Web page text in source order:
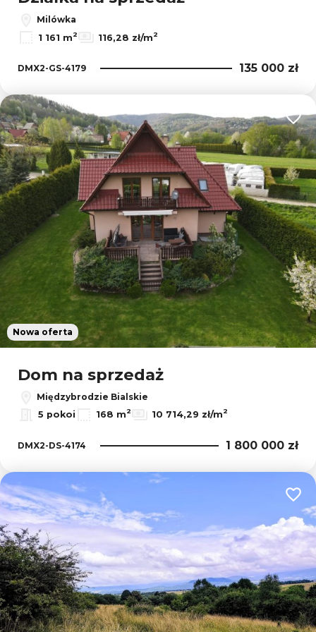
Milówka
1 161 m2 116,28 zł/m2
DMX2-GS-4179 135 000 zł
Nowa oferta
Dom na sprzedaż
Międzybrodzie Bialskie
5 pokoi
168 m2 10 714,29 zł/m2
DMX2-DS-4174 1 800 000 zł